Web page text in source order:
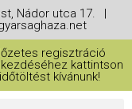
Nádor utca 17. |
regisztráció
kattintson
kívánunk!